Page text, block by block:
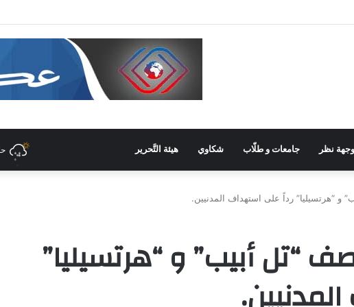
الشّباب في غرفة صناعة دمشق وريفها لدعم المشاركة الشّبابيّة في الصّناعة
وجهة نظر جامعات و طلّاب شكاوي هيئة التَّحرير
و “هرتسيليا” رداً على استهداف المدنيين.
“تل أبيب” و “هرتسيليا”